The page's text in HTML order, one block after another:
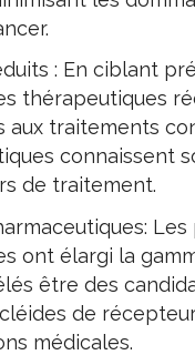
: En ciblant
thérapeutiques
aux traitements
connaissent
de traitement.
ont élargi la
être des
de
médicales.